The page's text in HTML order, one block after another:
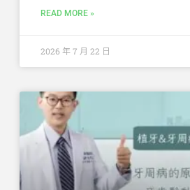
READ MORE »
2026 年 7 月 22 日